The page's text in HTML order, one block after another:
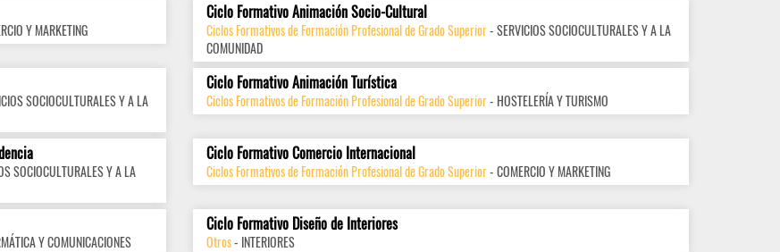
Y MARKETING
Ciclo Formativo Animación Socio-Cultural
Ciclos Formativos de Formación Profesional de Grado Superior- SERVICIOS SOCIOCULTURALES Y A LA
COMUNIDAD
SOCIOCULTURALES Y A LA
Ciclo Formativo Animación Turística
Ciclos Formativos de Formación Profesional de Grado Superior- HOSTELERÍA Y TURISMO
SOCIOCULTURALES Y A LA
Ciclo Formativo Comercio Internacional
Ciclos Formativos de Formación Profesional de Grado Superior- COMERCIO Y MARKETING
Y COMUNICACIONES
Ciclo Formativo Diseño de Interiores
Otros- INTERIORES